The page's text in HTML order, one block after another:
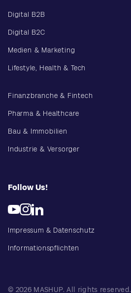
Digital B2B
Digital B2C
Medien & Marketing
Lifestyle, Health & Tech
Finanzbranche & Fintech
Pharma & Healthcare
Bau & Immobilien
Industrie & Versorger
Follow Us!
Impressum & Datenschutz
Informationspflichten
© 2026 MASHUP. All rights reserved.